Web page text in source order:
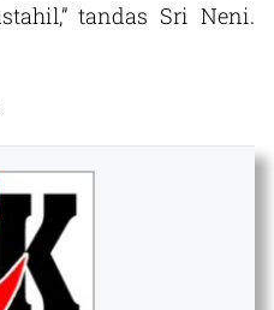
tandas Sri Neni.